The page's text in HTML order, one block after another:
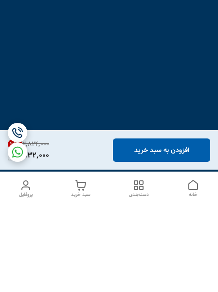
۲٬۸۲۴٬۰۰۰ 31%
1,932,000 افزودن به سبد خرید
پروفایل سبد خرید دسته‌بندی خانه